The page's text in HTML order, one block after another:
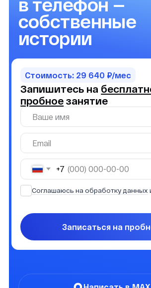
АО «Киностудия детских и юношеских
фильмов им. М. Горького»
8, строение 1, помещение 1/1
ОГРН: 1037717030537, ИНН: 7717149198
© Кинокампус Горького, 2022–2025
Политика обработки персональных данных
Условия использования Cookie
Договор оферты